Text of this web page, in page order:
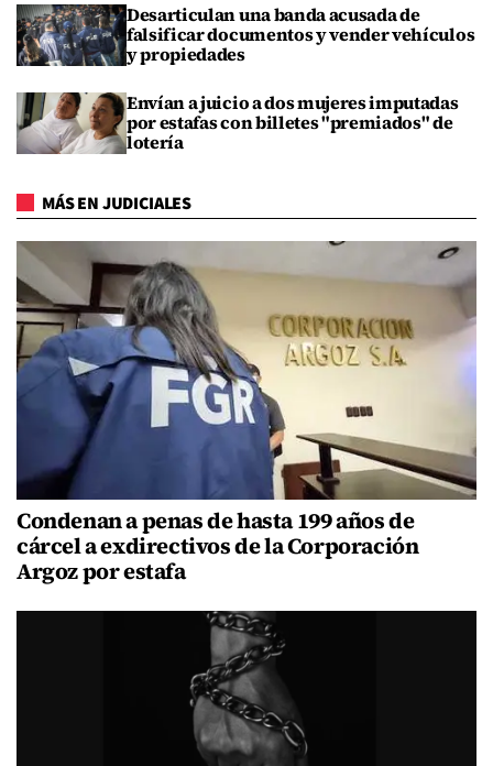
Desarticulan una banda acusada de
falsificar documentos y vender vehículos
y propiedades
Envían a juicio a dos mujeres imputadas
por estafas con billetes "premiados" de
lotería
MÁS EN JUDICIALES
Condenan a penas de hasta 199 años de
cárcel a exdirectivos de la Corporación
Argoz por estafa